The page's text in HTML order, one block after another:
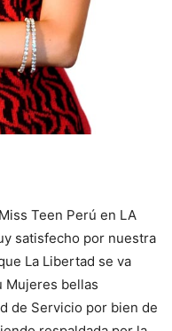
Teen Perú en LA
satisfecho por nuestra
La Libertad se va
Mujeres bellas
de Servicio por bien de